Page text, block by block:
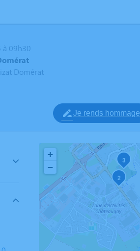
à 09h30
Domérat
Je rends hommage
2
3
+
−